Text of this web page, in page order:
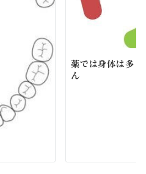
薬では身体は多
ん